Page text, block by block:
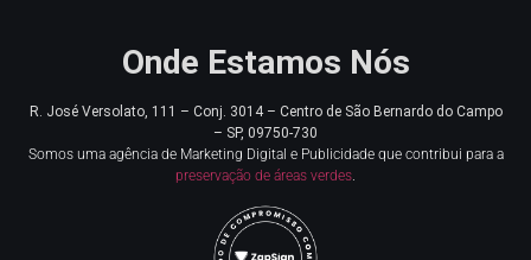
Onde Estamos Nós
R. José Versolato, 111 – Conj. 3014 – Centro de São Bernardo do Campo
– SP, 09750-730
Somos uma agência de Marketing Digital e Publicidade que contribui para a
preservação de áreas verdes.